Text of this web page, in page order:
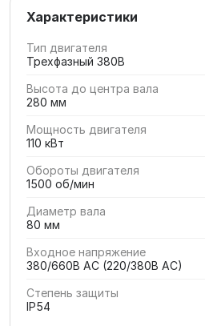
Характеристики
Тип двигателя
Трехфазный 380В
Высота до центра вала
280 мм
Мощность двигателя
110 кВт
Обороты двигателя
1500 об/мин
Диаметр вала
80 мм
Входное напряжение
380/660В AC (220/380В AC)
Степень защиты
IP54